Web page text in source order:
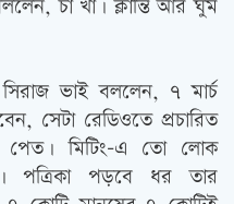
চা খা। ক্লান্তি আর ঘুম
ভাই বললেন, ৭ মার্চ
সেটা রেডিওতে প্রচারিত
পেত। মিটিং-এ তো লোক
পড়বে ধর তার